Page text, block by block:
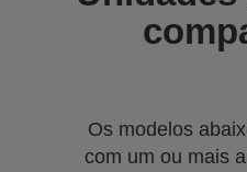
Os modelos
com um ou mais